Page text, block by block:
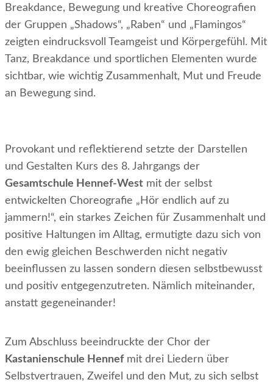
Breakdance, Bewegung und kreative Choreografien
der Gruppen „Shadows“, „Raben“ und „Flamingos“
zeigten eindrucksvoll Teamgeist und Körpergefühl. Mit
Tanz, Breakdance und sportlichen Elementen wurde
sichtbar, wie wichtig Zusammenhalt, Mut und Freude
an Bewegung sind.
Provokant und reflektierend setzte der Darstellen
und Gestalten Kurs des 8. Jahrgangs der
Gesamtschule Hennef-West mit der selbst
entwickelten Choreografie „Hör endlich auf zu
jammern!“, ein starkes Zeichen für Zusammenhalt und
positive Haltungen im Alltag, ermutigte dazu sich von
den ewig gleichen Beschwerden nicht negativ
beeinflussen zu lassen sondern diesen selbstbewusst
und positiv entgegenzutreten. Nämlich miteinander,
anstatt gegeneinander!
Zum Abschluss beeindruckte der Chor der
Kastanienschule Hennefmit drei Liedern über
Selbstvertrauen, Zweifel und den Mut, zu sich selbst